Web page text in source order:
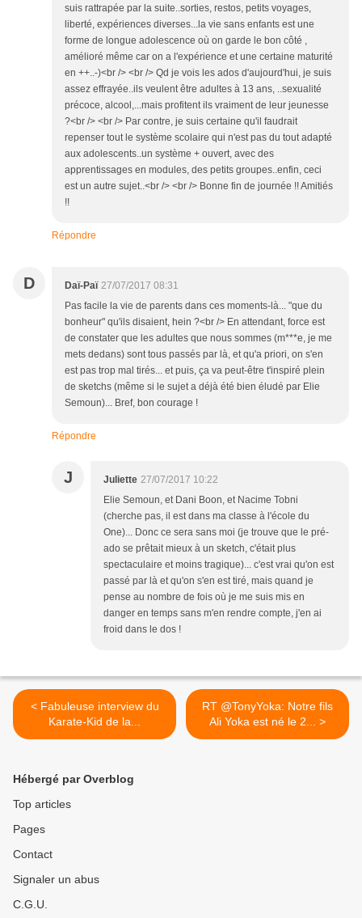
suis rattrapée par la suite..sorties, restos, petits voyages,
liberté, expériences diverses...la vie sans enfants est une
forme de longue adolescence où on garde le bon côté ,
amélioré même car on a l'expérience et une certaine maturité
en ++..-)<br /> <br /> Qd je vois les ados d'aujourd'hui, je suis
assez effrayée..ils veulent être adultes à 13 ans, ..sexualité
précoce, alcool,...mais profitent ils vraiment de leur jeunesse
?<br /> <br /> Par contre, je suis certaine qu'il faudrait
repenser tout le système scolaire qui n'est pas du tout adapté
aux adolescents..un système + ouvert, avec des
apprentissages en modules, des petits groupes..enfin, ceci
est un autre sujet..<br /> <br /> Bonne fin de journée !! Amitiés
!!
Répondre
D Daï-Paï 27/07/2017 08:31
Pas facile la vie de parents dans ces moments-là... "que du
bonheur" qu'ils disaient, hein ?<br /> En attendant, force est
de constater que les adultes que nous sommes (m***e, je me
mets dedans) sont tous passés par là, et qu'a priori, on s'en
est pas trop mal tirés... et puis, ça va peut-être t'inspiré plein
de sketchs (même si le sujet a déjà été bien éludé par Elie
Semoun)... Bref, bon courage !
Répondre
J Juliette 27/07/2017 10:22
Elie Semoun, et Dani Boon, et Nacime Tobni
(cherche pas, il est dans ma classe à l'école du
One)... Donc ce sera sans moi (je trouve que le pré-
ado se prêtait mieux à un sketch, c'était plus
spectaculaire et moins tragique)... c'est vrai qu'on est
passé par là et qu'on s'en est tiré, mais quand je
pense au nombre de fois où je me suis mis en
danger en temps sans m'en rendre compte, j'en ai
froid dans le dos !
< Fabuleuse interview du
Karate-Kid de la...
RT @TonyYoka: Notre fils
Ali Yoka est né le 2... >
Hébergé par Overblog
Top articles
Pages
Contact
Signaler un abus
C.G.U.